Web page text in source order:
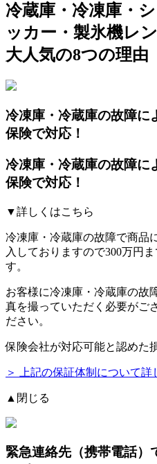
冷蔵庫・冷凍庫・
ッカー・製氷機レ
大人気の8つの理由
冷凍庫・冷蔵庫の故障に
保険で対応！
冷凍庫・冷蔵庫の故障に
保険で対応！
▼詳しくはこちら
冷凍庫・冷蔵庫の故障で商品
入しておりますので300万円
す。
お客様に冷凍庫・冷蔵庫の故
真を撮っていただく必要がご
ださい。
保険会社が対応可能と認めた
＞ 上記の保証体制について詳
▲閉じる
緊急連絡先（携帯電話）